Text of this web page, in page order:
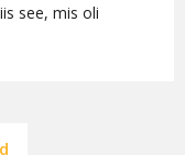
see, mis oli